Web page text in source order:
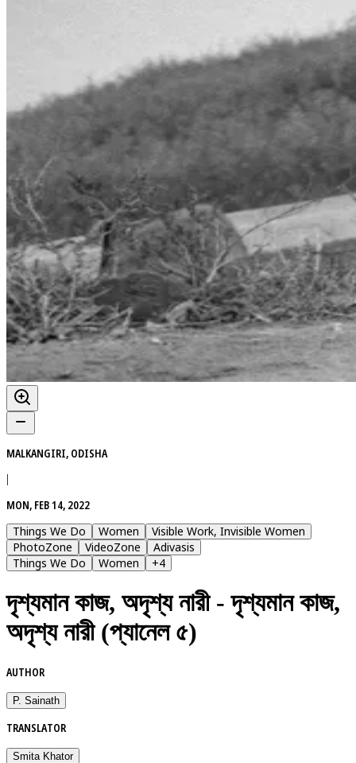
MALKANGIRI, ODISHA
|
MON, FEB 14, 2022
Things We Do
Women
Visible Work, Invisible Women
PhotoZone
VideoZone
Adivasis
Things We Do
Women +4
দৃশ্যমান কাজ, অদৃশ্য নারী - দৃশ্যমান কাজ,
অদৃশ্য নারী (প্যানেল ৫)
AUTHOR
P. Sainath
TRANSLATOR
Smita Khator